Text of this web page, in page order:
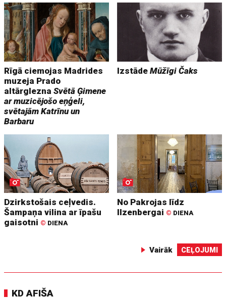
Rīgā ciemojas Madrides
muzeja Prado
altārgleznaSvētā Ģimene
ar muzicējošo eņģeli,
svētajām Katrīnu un
Barbaru
IzstādeMūžīgi Čaks
Dzirkstošais ceļvedis.
Šampaņa vilina ar īpašu
gaisotni © DIENA
No Pakrojas līdz
Ilzenbergai © DIENA
Vairāk CEĻOJUMI
KD AFIŠA